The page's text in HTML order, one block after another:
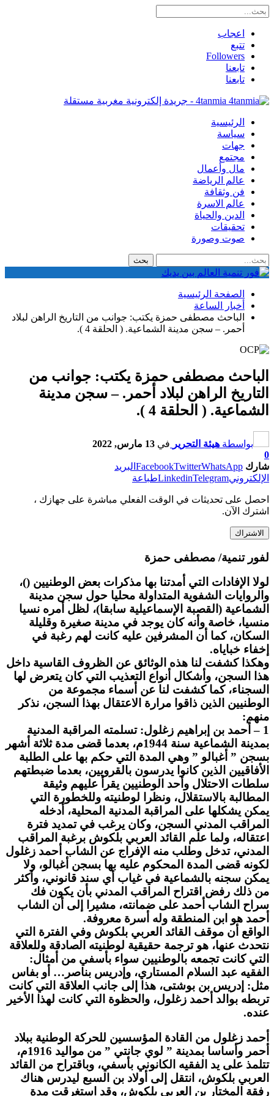
اعجاب
تتبع
Followers
تابعنا
تابعنا
4tanmia - جريدة إلكترونية مغربية مستقلة
الرئيسية
سياسة
جهات
مجتمع
مال وأعمال
عالم الرياضة
فن وثقافة
عالم الاسرة
الدين والحياة
تحقيقات
صوت وصورة
الصفحة الرئيسية
أخبار الساعة
الباحث مصطفى حمزة يكتب: جوانب من التاريخ الراهن لبلاد
أحمر. – سجن مدينة الشماعية. ( الحلقة 4 ).
الباحث مصطفى حمزة يكتب: جوانب من
التاريخ الراهن لبلاد أحمر. – سجن مدينة
الشماعية. ( الحلقة 4 ).
بواسطة هيئة التحرير في 13 مارس, 2022
0
شارك
FacebookTwitterWhatsApp
البريد
الإلكتروني
LinkedinTelegram طباعة
احصل على تحديثات في الوقت الفعلي مباشرة على جهازك ،
اشترك الآن.
الاشتراك
لفور تنمية/ مصطفى حمزة
لولا الإفادات التي أمدتنا بها مذكرات بعض الوطنيين ()،
والروايات الشفوية المتداولة محليا حول سجن مدينة
الشماعية (القصبة الإسماعيلية سابقا)، لظل أمره نسيا
منسيا، خاصة وأنه كان يوجد في مدينة صغيرة وقليلة
السكان، كما أن المشرفين عليه كانت لهم رغبة في
إخفاء خباياه.
وهكذا كشفت لنا هذه الوثائق عن الظروف القاسية داخل
هذا السجن، وأشكال أنواع التعذيب التي كان يتعرض لها
السجناء، كما كشفت لنا عن أسماء مجموعة من
الوطنيين الذين ذاقوا مرارة الاعتقال بهذا السجن، نذكر
منهم:
1 – أحمد بن إبراهيم زغلول: تسلمته المراقبة المدنية
بمدينة الشماعية سنة 1944م، بعدما قضى مدة ثلاثة أشهر
بسجن ” أغبالو ” وهي المدة التي حكم بها على الطلبة
الأفاقيين الذين كانوا يدرسون بالقرويين، بعدما ضبطتهم
سلطات الاحتلال وأحد الوطنيين يقرأ عليهم وثيقة
المطالبة بالاستقلال، ونظرا لوطنيته وللخطورة التي
يمكن يشكلها على المراقبة المدنية المحلية، أدخله
المراقب المدني السجن، وكان يرغب في تمديد فترة
اعتقاله، ولما علم القائد العربي بلكوش برغبة المراقب
المدني، تدخل وطلب منه الإفراج عن الشاب أحمد زغلول
لكونه قضى المدة المحكوم عليه بها بسجن أغبالو، ولا
يمكن سجنه بالشماعية في غياب أي سند قانوني، وأكثر
من ذلك رفض اقتراح المراقب المدني بأن يكون فك
سراح الشاب أحمد على ضمانته، مشيرا إلى أن الشاب
أحمد هو ابن المنطقة وله أسرة معروفة.
الواقع أن موقف القائد العربي بلكوش وفي الفترة التي
نتحدث عنها، هو ترجمة حقيقية لوطنيته الصادقة وللعلاقة
التي كانت تجمعه بالوطنيين سواء بأسفي من أمثال:
الفقيه عبد السلام المستاري، وإدريس بناصر… أو بفاس
مثل: إدريس بن بوشتى، هذا إلى جانب العلاقة التي كانت
تربطه بوالد أحمد زغلول، والحظوة التي كانت لهذا الأخير
عنده.
أحمد زغلول من القادة المؤسسين للحركة الوطنية ببلاد
أحمر وأساسا بمدينة ” لوي جانتي ” من مواليد 1916م،
تتلمذ على يد الفقيه الكانوني بأسفي، وباقتراح من القائد
العربي بلكوش، انتقل إلى أولاد بن السبع ليدرس هناك
رفقة المختار بن العربي بلكوش، وقد استغرقت مدة